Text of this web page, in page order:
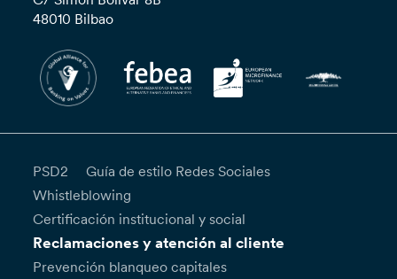
48010 Bilbao
PSD2
Guía de estilo Redes Sociales
Whistleblowing
Certificación institucional y social
Reclamaciones y atención al cliente
Prevención blanqueo capitales